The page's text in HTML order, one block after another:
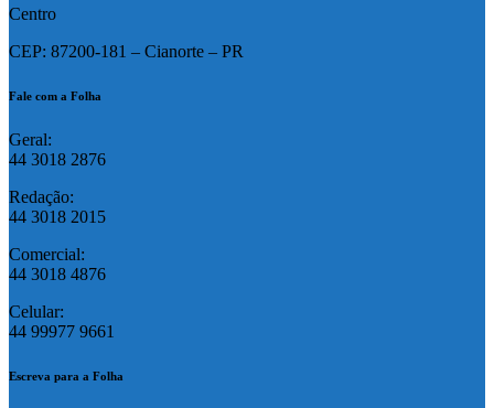
Centro
CEP: 87200-181 – Cianorte – PR
Fale com a Folha
Geral:
44 3018 2876
Redação:
44 3018 2015
Comercial:
44 3018 4876
Celular:
44 99977 9661
Escreva para a Folha